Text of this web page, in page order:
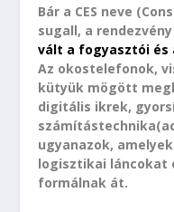
Bár a CES neve
sugall, a
vált a fogyasztói
Az okostelefonok,
kütyük mögött
digitális ikrek,
ugyanazok,
logisztikai láncokat
formálnak át.